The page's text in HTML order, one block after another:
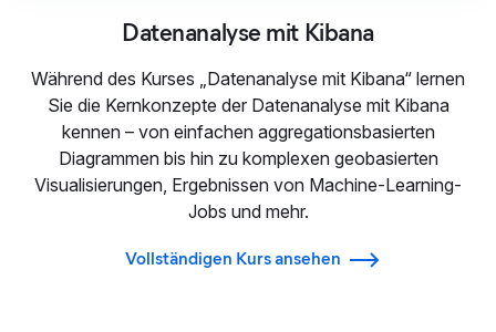
Datenanalyse mit Kibana
Während des Kurses „Datenanalyse mit Kibana“ lernen
Sie die Kernkonzepte der Datenanalyse mit Kibana
kennen – von einfachen aggregationsbasierten
Diagrammen bis hin zu komplexen geobasierten
Visualisierungen, Ergebnissen von Machine-Learning-
Jobs und mehr.
Vollständigen Kurs ansehen